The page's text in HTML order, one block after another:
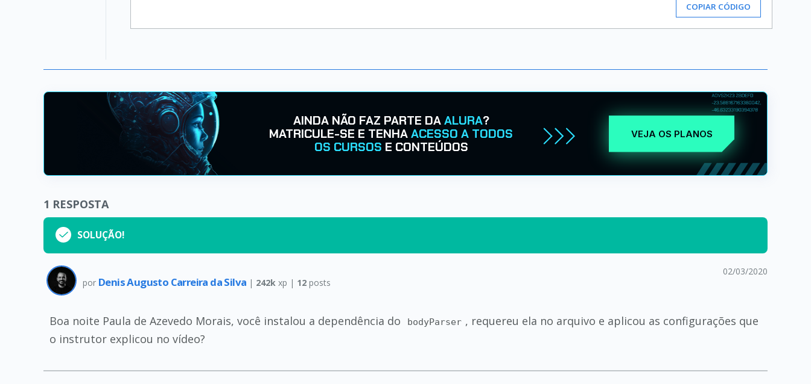
COPIAR CÓDIGO
AINDA NÃO FAZ PARTE DAALURA?
MATRICULE-SE E TENHAACESSO A TODOS
OS CURSOS E CONTEÚDOS
VEJA OS PLANOS
1 RESPOSTA
SOLUÇÃO!
por Denis Augusto Carreira da Silva | 242k xp | 12posts
02/03/2020
Boa noite Paula de Azevedo Morais, você instalou a dependência do bodyParser , requereu ela no arquivo e aplicou as configurações que
o instrutor explicou no vídeo?